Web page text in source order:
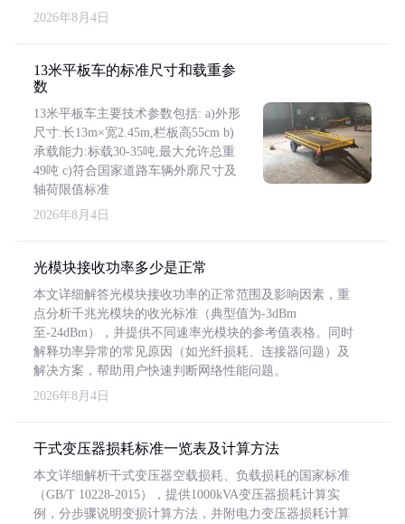
2026年8月4日
13米平板车的标准尺寸和载重参
数
13米平板车主要技术参数包括: a)外形
尺寸:长13m×宽2.45m,栏板高55cm b)
承载能力:标载30-35吨,最大允许总重
49吨 c)符合国家道路车辆外廓尺寸及
轴荷限值标准
2026年8月4日
光模块接收功率多少是正常
本文详细解答光模块接收功率的正常范围及影响因素，重
点分析千兆光模块的收光标准（典型值为-3dBm
至-24dBm），并提供不同速率光模块的参考值表格。同时
解释功率异常的常见原因（如光纤损耗、连接器问题）及
解决方案，帮助用户快速判断网络性能问题。
2026年8月4日
干式变压器损耗标准一览表及计算方法
本文详细解析干式变压器空载损耗、负载损耗的国家标准
（GB/T 10228-2015），提供1000kVA变压器损耗计算实
例，分步骤说明变损计算方法，并附电力变压器损耗计算